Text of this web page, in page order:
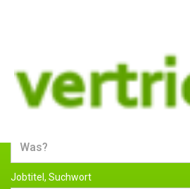
Jobs und Stellenangebote im
Vertrieb
Jobtitel, Suchwort